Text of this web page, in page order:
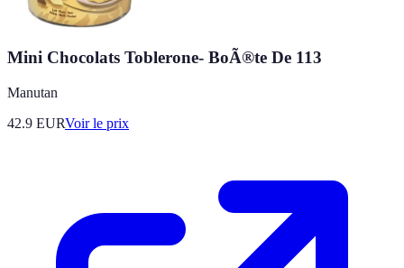
Mini Chocolats Toblerone- BoÃ®te De 113
Manutan
42.9 EURVoir le prix